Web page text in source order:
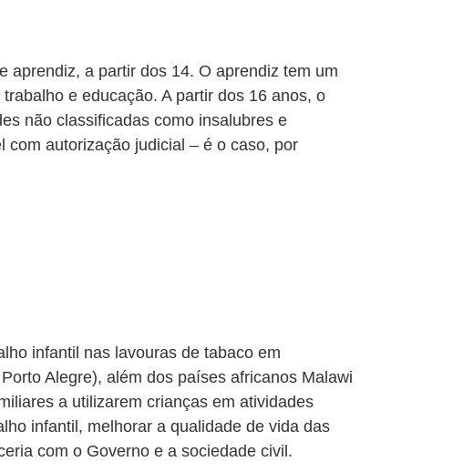
aprendiz, a partir dos 14. O aprendiz tem um
e educação. A partir dos 16 anos, o
não classificadas como insalubres e
com autorização judicial – é o caso, por
infantil nas lavouras de tabaco em
Alegre), além dos países africanos Malawi
a utilizarem crianças em atividades
infantil, melhorar a qualidade de vida das
com o Governo e a sociedade civil.